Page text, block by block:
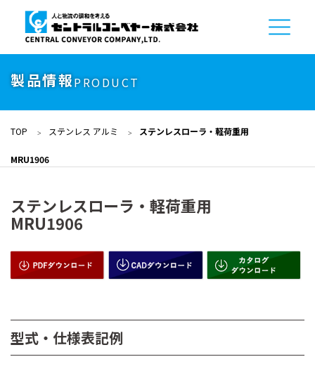
製品情報PRODUCT
TOP ステンレス アルミ ステンレスローラ・軽荷重用
MRU1906
ステンレスローラ・軽荷重用
MRU1906
型式・仕様表記例